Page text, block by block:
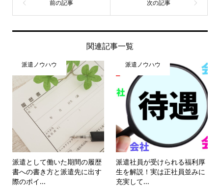
関連記事一覧
派遣ノウハウ
派遣として働いた期間の履歴
書への書き方と派遣先に出す
際のポイ...
派遣ノウハウ
派遣社員が受けられる福利厚
生を解説！実は正社員並みに
充実して...